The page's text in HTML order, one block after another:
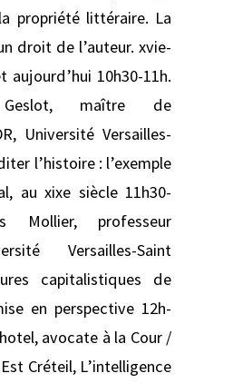
propriété littéraire. La
droit de l’auteur. xvie-
aujourd’hui 10h30-11h.
Geslot, maître de
Université Versailles-
l’histoire : l’exemple
au xixe siècle 11h30-
Mollier, professeur
Versailles-Saint
capitalistiques de
en perspective 12h-
avocate à la Cour /
Créteil, L’intelligence